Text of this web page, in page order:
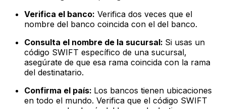
Verifica el banco: Verifica dos veces que el
nombre del banco coincida con el del banco.
Consulta el nombre de la sucursal: Si usas un
código SWIFT específico de una sucursal,
asegúrate de que esa rama coincida con la rama
del destinatario.
Confirma el país: Los bancos tienen ubicaciones
en todo el mundo. Verifica que el código SWIFT